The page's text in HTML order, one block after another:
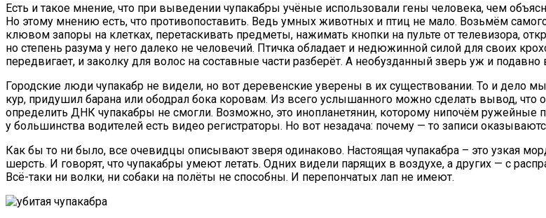
Есть и такое мнение, что при выведении чупакабры учёные использовали гены человека, чем
Но этому мнению есть, что противопоставить. Ведь умных животных и птиц не мало. Возьмём
клювом запоры на клетках, перетаскивать предметы, нажимать кнопки на пульте от телевизора,
но степень разума у него далеко не человечий. Птичка обладает и недюжинной силой для своих
передвигает, и заколку для волос на составные части разберёт. А необузданный зверь уж и
Городские люди чупакабр не видели, но вот деревенские уверены в их существовании. То и
кур, придушил барана или ободрал бока коровам. Из всего услышанного можно сделать вывод, что
определить ДНК чупакабры не смогли. Возможно, это инопланетянин, которому нипочём ружейные
у большинства водителей есть видео регистраторы. Но вот незадача: почему — то записи
Как бы то ни было, все очевидцы описывают зверя одинаково. Настоящая чупакабра – это узкая
шерсть. И говорят, что чупакабры умеют летать. Одних видели парящих в воздухе, а других — с
Всё-таки ни волки, ни собаки на полёты не способны. И перепончатых лап не имеют.